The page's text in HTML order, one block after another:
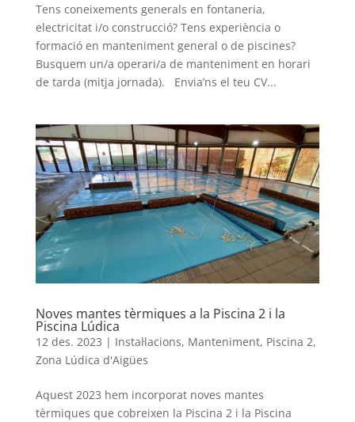
Tens coneixements generals en fontaneria,
electricitat i/o construcció? Tens experiència o
formació en manteniment general o de piscines?
Busquem un/a operari/a de manteniment en horari
de tarda (mitja jornada). Envia’ns el teu CV...
Noves mantes tèrmiques a la Piscina 2 i la
Piscina Lúdica
12 des. 2023 | Instal·lacions, Manteniment, Piscina 2,
Zona Lúdica d'Aigües
Aquest 2023 hem incorporat noves mantes
tèrmiques que cobreixen la Piscina 2 i la Piscina